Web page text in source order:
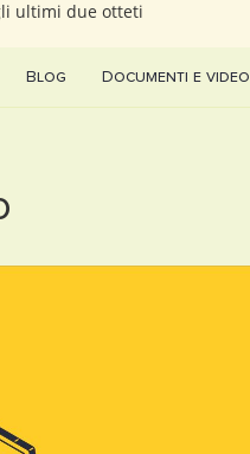
ultimi due otteti
Blog Documenti e video